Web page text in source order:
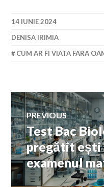
14 IUNIE 2024
DENISA IRIMIA
CUM AR FI VIATA FARA
Navigare
în
articole
PREVIOUS
Previous
post:
Test Bac
pregătit ești
examenul